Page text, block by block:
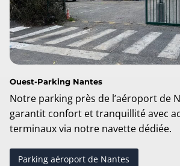
Ouest-Parking Nantes
Notre parking près de l’aéroport de
garantit confort et tranquillité avec
terminaux via notre navette dédiée.
Parking aéroport de Nantes